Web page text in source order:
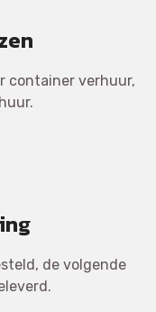
container verhuur,
de volgende